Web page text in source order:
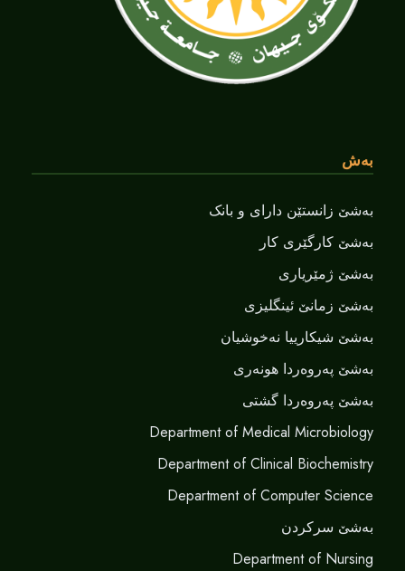
بەش
بەشێ زانستێن دارای و بانک
بەشێ کارگێری کار
بەشێ ژمێریاری
بەشێ زمانێ ‌‌ئینگلیزی
بەشێ شیکارییا نەخوشیان
بەشێ پەروەردا هونەری
بەشێ پەروەردا گشتی
Department of Medical Microbiology
Department of Clinical Biochemistry
Department of Computer Science
بەشێ سرکردن
Department of Nursing